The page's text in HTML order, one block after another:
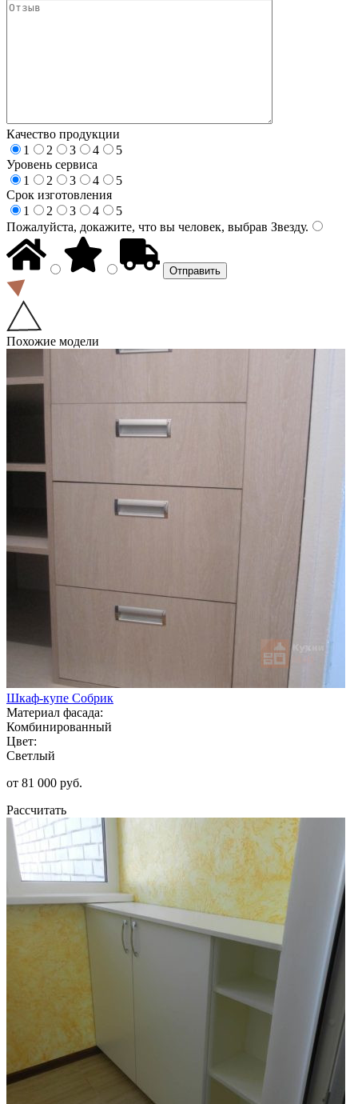
Качество продукции
1
2 3 4
5
Уровень сервиса
1
2 3 4
5
Срок изготовления
1
2 3 4
5
Пожалуйста, докажите, что вы человек, выбрав Звезду.
Похожие модели
Шкаф-купе Собрик
Материал фасада:
Комбинированный
Цвет:
Светлый
от 81 000 руб.
Рассчитать